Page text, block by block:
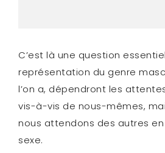
C’est là une question
représentation du genre
l’on a, dépendront les
vis-à-vis de nous-mêmes,
nous attendons des autres
sexe.